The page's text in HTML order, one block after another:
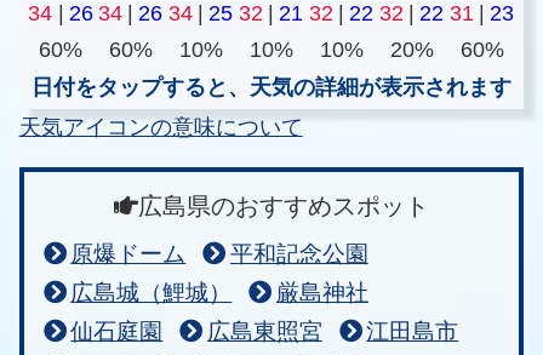
34 26 34 26 34 25 32 21 32 22 32 22 31
23
60%
60% 10% 10% 10% 20%
60%
日付をタップすると、天気の詳細が表示されます
天気アイコンの意味について
広島県のおすすめスポット
原爆ドーム
平和記念公園
広島城（鯉城）
厳島神社
仙石庭園
広島東照宮
江田島市